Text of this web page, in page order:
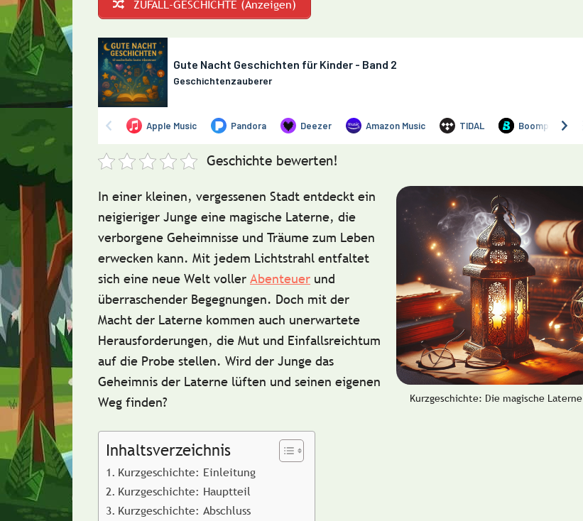
ZUFALL-GESCHICHTE (Anzeigen)
Geschichte bewerten!
Kurzgeschichte: Die magische Laterne
In einer kleinen, vergessenen Stadt entdeckt ein
neigieriger Junge eine magische Laterne, die
verborgene Geheimnisse und Träume zum Leben
erwecken kann. Mit jedem Lichtstrahl entfaltet
sich eine neue Welt voller Abenteuer und
überraschender Begegnungen. Doch mit der
Macht der Laterne kommen auch unerwartete
Herausforderungen, die Mut und Einfallsreichtum
auf die Probe stellen. Wird der Junge das
Geheimnis der Laterne lüften und seinen eigenen
Weg finden?
Inhaltsverzeichnis
Kurzgeschichte: Einleitung
Kurzgeschichte: Hauptteil
Kurzgeschichte: Abschluss